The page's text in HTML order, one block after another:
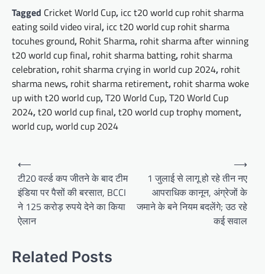
Tagged Cricket World Cup, icc t20 world cup rohit sharma
eating soild video viral, icc t20 world cup rohit sharma
tocuhes ground, Rohit Sharma, rohit sharma after winning
t20 world cup final, rohit sharma batting, rohit sharma
celebration, rohit sharma crying in world cup 2024, rohit
sharma news, rohit sharma retirement, rohit sharma woke
up with t20 world cup,T20 World Cup,T20 World Cup
2024,t20 world cup final,t20 world cup trophy moment,
world cup,world cup 2024
Post
navigation
⟵
टी20 वर्ल्ड कप जीतने के बाद टीम
इंडिया पर पैसों की बरसात, BCCI
ने 125 करोड़ रुपये देने का किया
ऐलान
1 जुलाई से लागू हो रहे तीन नए
आपराधिक कानून, अंग्रेजों के
जमाने के बने नियम बदलेंगे; उठ रहे
कई सवाल
⟶
Related Posts